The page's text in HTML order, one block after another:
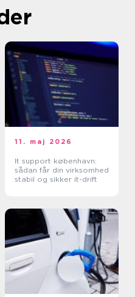
11. maj 2026
It support københavn:
sådan får din virksomhed
stabil og sikker it-drift